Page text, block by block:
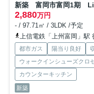
新築 富岡市富岡1期
2,880万円
- / 97.71㎡ / 3LDK /予定
上信電鉄「上州富岡」駅
都市ガス 陽当り良好
ウォークインシューズクロ
カウンターキッチン
新築